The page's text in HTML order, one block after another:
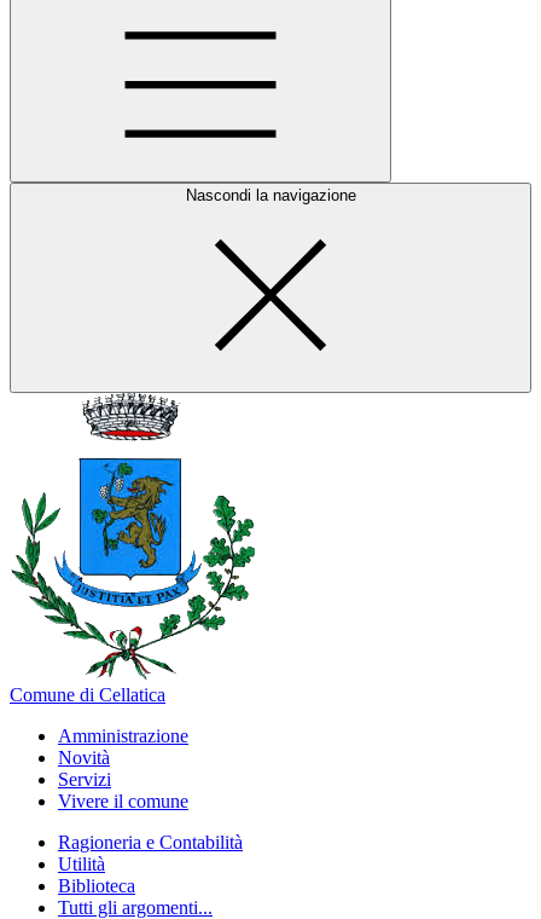
Nascondi la navigazione
Comune di Cellatica
Amministrazione
Novità
Servizi
Vivere il comune
Ragioneria e Contabilità
Utilità
Biblioteca
Tutti gli argomenti...